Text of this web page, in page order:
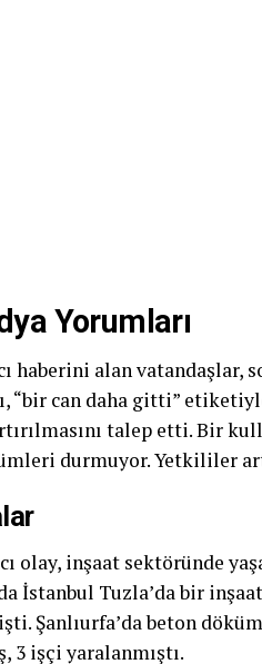
Yorumları
haberini alan
“bir can daha gitti”
talep etti. Bir
durmuyor. Yetkililer
olay, inşaat sektöründe
İstanbul Tuzla’da bir
Şanlıurfa’da beton
3 işçi yaralanmıştı.